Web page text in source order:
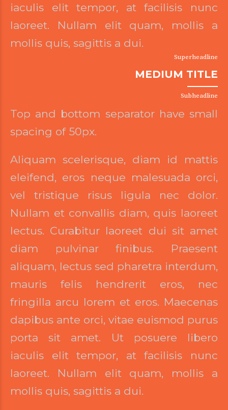
iaculis elit tempor, at facilisis nunc
laoreet. Nullam elit quam, mollis a
mollis quis, sagittis a dui.
Superheadline
MEDIUM TITLE
Subheadline
Top and bottom separator have small
spacing of 50px.
Aliquam scelerisque, diam id mattis
eleifend, eros neque malesuada orci,
vel tristique risus ligula nec dolor.
Nullam et convallis diam, quis laoreet
lectus. Curabitur laoreet dui sit amet
diam pulvinar finibus. Praesent
aliquam, lectus sed pharetra interdum,
mauris felis hendrerit eros, nec
fringilla arcu lorem et eros. Maecenas
dapibus ante orci, vitae euismod purus
porta sit amet. Ut posuere libero
iaculis elit tempor, at facilisis nunc
laoreet. Nullam elit quam, mollis a
mollis quis, sagittis a dui.